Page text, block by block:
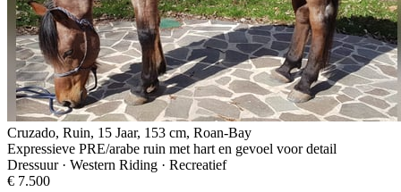
Cruzado, Ruin, 15 Jaar, 153 cm, Roan-Bay
Expressieve PRE/arabe ruin met hart en gevoel voor detail
Dressuur · Western Riding · Recreatief
€ 7.500